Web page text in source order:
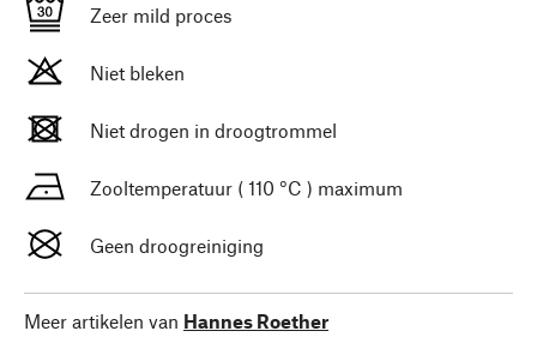
Zeer mild proces
Niet bleken
Niet drogen in droogtrommel
Zooltemperatuur ( 110 °C ) maximum
Geen droogreiniging
Meer artikelen van Hannes Roether